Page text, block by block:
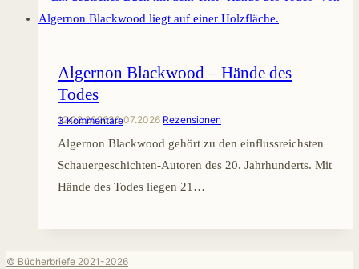
Algernon Blackwood – Hände des
Todes
12.02.202630.07.2026 Rezensionen
3 Kommentare
Algernon Blackwood gehört zu den einflussreichsten
Schauergeschichten-Autoren des 20. Jahrhunderts. Mit
Hände des Todes liegen 21…
© Bücherbriefe 2021-2026